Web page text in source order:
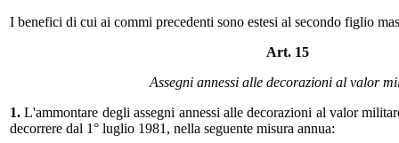
I benefici di cui ai commi precedenti sono estesi al secondo figlio
Art. 15
Assegni annessi alle decorazioni al valor
1.L'ammontare degli assegni annessi alle decorazioni al valor
decorrere dal 1° luglio 1981, nella seguente misura annua: